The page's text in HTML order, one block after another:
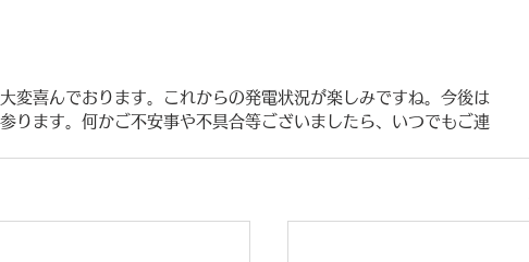
変喜んでおります。これからの発電状況が楽しみですね。今後は
ります。何かご不安事や不具合等ございましたら、いつでもご連